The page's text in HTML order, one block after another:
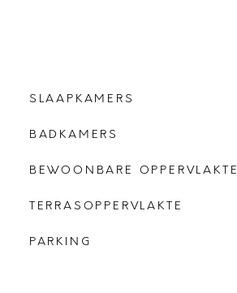
SLAAPKAMERS
BADKAMERS
BEWOONBARE OPPERVLAKTE
TERRASOPPERVLAKTE
PARKING